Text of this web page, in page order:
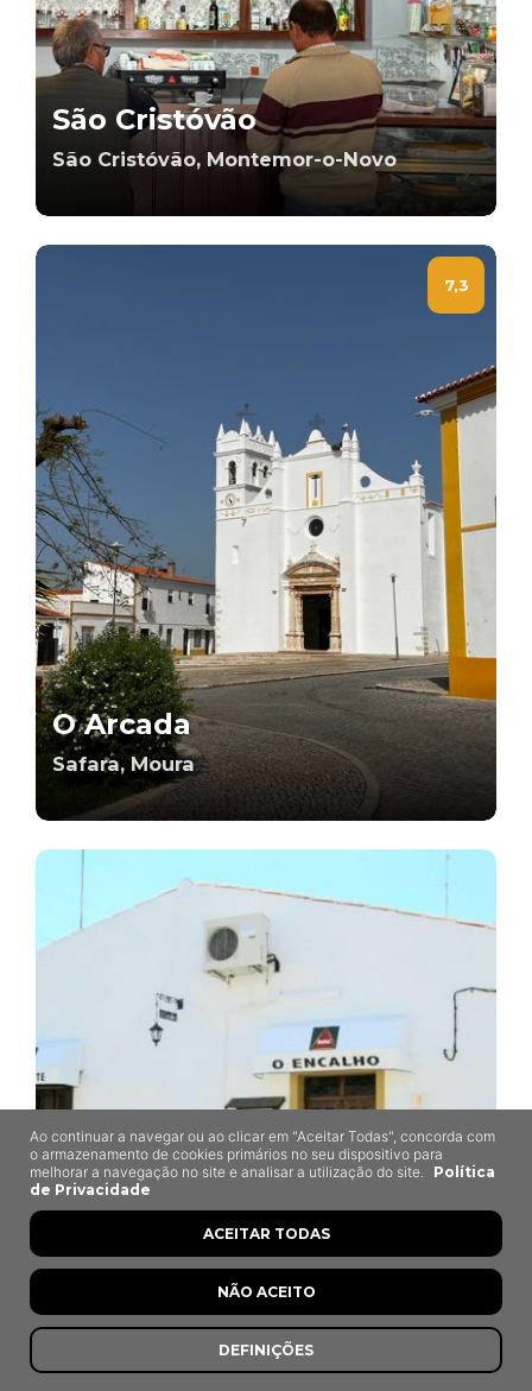
São Cristóvão
São Cristóvão, Montemor-o-Novo
7,3
O Arcada
Safara, Moura
O Encalho
Amareleja, Moura
Ao continuar a navegar ou ao clicar em "Aceitar Todas", concorda com
o armazenamento de cookies primários no seu dispositivo para
melhorar a navegação no site e analisar a utilização do site.
Política
de Privacidade
DEFINIÇÕES
NÃO ACEITO
ACEITAR TODAS